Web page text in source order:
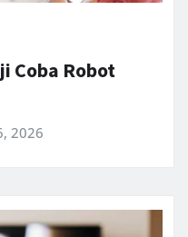
Coba Robot
2026